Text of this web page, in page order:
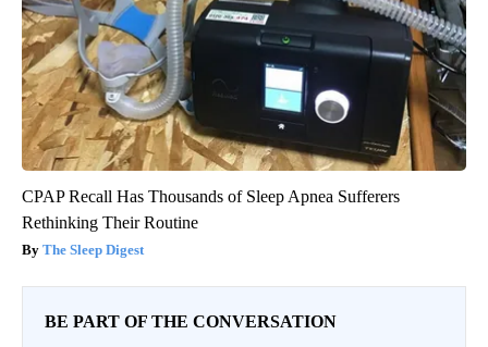
CPAP Recall Has Thousands of Sleep Apnea Sufferers
Rethinking Their Routine
The Sleep Digest
BE PART OF THE CONVERSATION